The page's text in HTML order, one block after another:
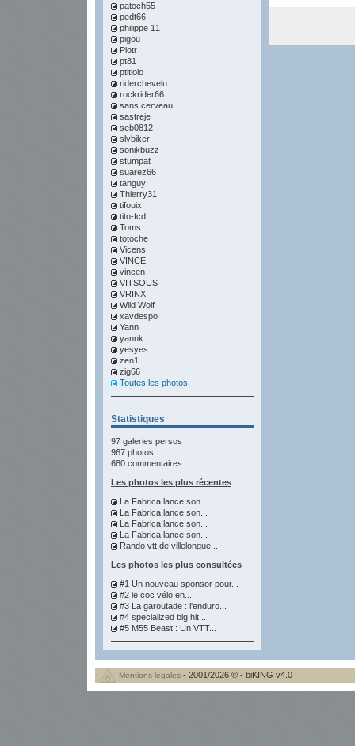
patoch55
pedt66
philippe 11
pigou
Piotr
pt81
ptitlolo
riderchevelu
rockrider66
sans cerveau
sastreje
seb0812
slybiker
sonikbuzz
stumpat
suarez66
tanguy
Thierry31
tifouix
tito-fcd
Toms
totoche
Vicens
VINCE
vincen
VITSOUS
VRINX
Wild Wolf
xavdespo
Yann
yannk
yesyes
zen1
zig66
Toutes les photos
Statistiques
97 galeries persos
967 photos
680 commentaires
Les photos les plus récentes
La Fabrica lance son...
La Fabrica lance son...
La Fabrica lance son...
La Fabrica lance son...
Rando vtt de villelongue...
Les photos les plus consultées
#1 Un nouveau sponsor pour...
#2 le coc vélo en...
#3 La garoutade : l'enduro...
#4 specialized big hit...
#5 M55 Beast : Un VTT...
Mentions légales - 2001/2026 © - biKING v4.0